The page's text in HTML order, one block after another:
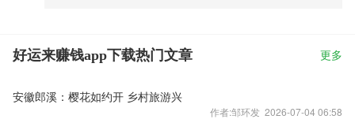
好运来赚钱app下载热门文章 更多
安徽郎溪：樱花如约开 乡村旅游兴
作者:邹环发 2026-07-04 06:58